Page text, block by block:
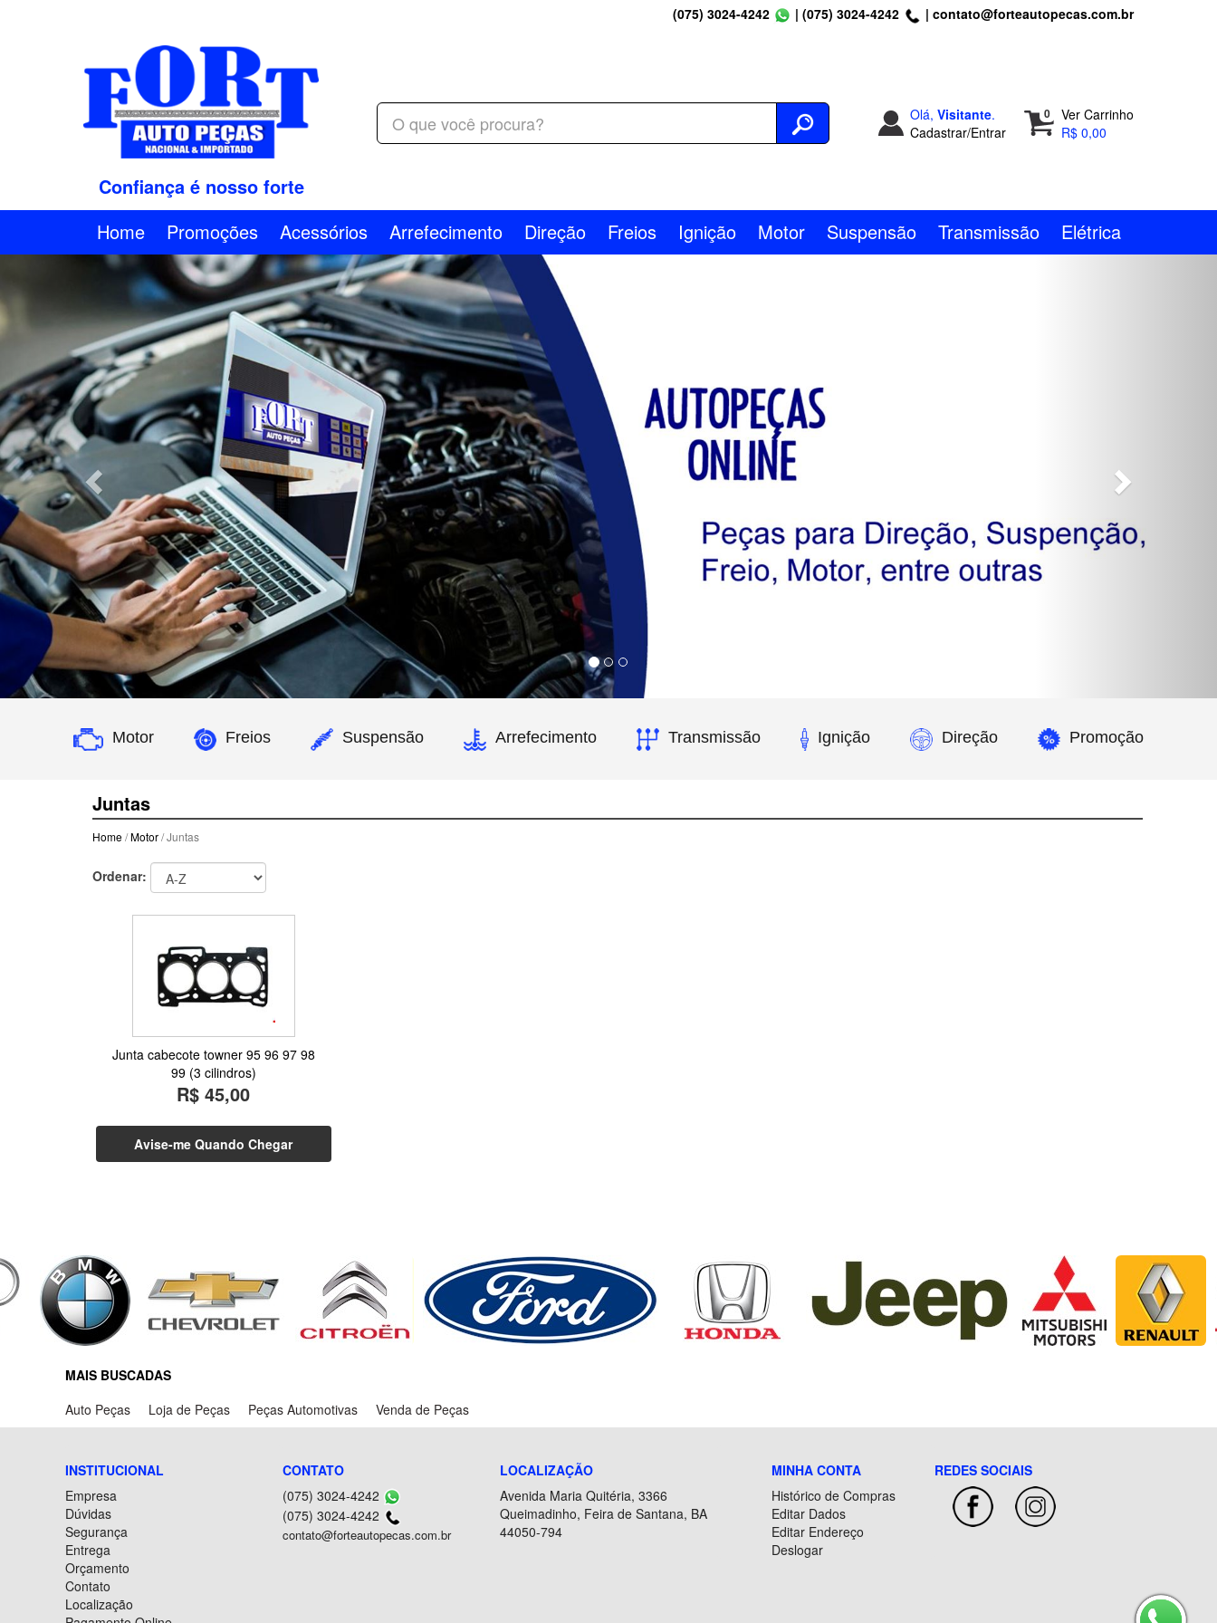
(075) 3024-4242 | (075) 3024-4242 | contato@forteautopecas.com.br
Confiança é nosso forte
Olá, Visitante.
Cadastrar/Entrar
0
Ver Carrinho
R$ 0,00
Home Promoções Acessórios Arrefecimento Direção Freios Ignição Motor Suspensão Transmissão
Elétrica
Previous
Motor Freios Suspensão Arrefecimento Transmissão Ignição Direção Promoção
Juntas
Home/Motor/ Juntas
Ordenar:
Junta cabecote towner 95 96 97 98
99 (3 cilindros)
R$ 45,00
Avise-me Quando Chegar
MAIS BUSCADAS
Auto Peças
Loja de Peças Peças Automotivas Venda de Peças
INSTITUCIONAL
Empresa
Dúvidas
Segurança
Entrega
Orçamento
Contato
Localização
CONTATO
(075) 3024-4242
(075) 3024-4242
contato@forteautopecas.com.br
LOCALIZAÇÃO
Avenida Maria Quitéria, 3366
Queimadinho, Feira de Santana, BA
44050-794
MINHA CONTA
Histórico de Compras
Editar Dados
Editar Endereço
Deslogar
REDES SOCIAIS